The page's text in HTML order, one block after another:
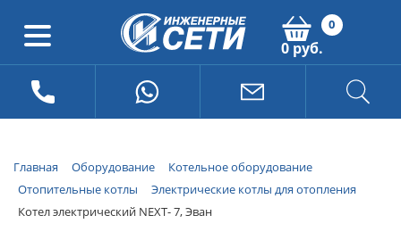
0
0 руб.
Главная Оборудование
Котельное оборудование
Отопительные котлы
Электрические котлы для отопления
Котел электрический NEXT- 7, Эван